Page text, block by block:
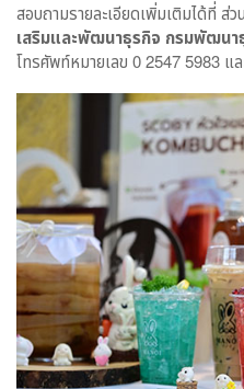
สอบถามรายละเอียดเพิ่มเติมได้ที่ ส่
เสริมและพัฒนาธุรกิจ กรมพัฒนา
โทรศัพท์หมายเลข 0 2547 5983 แ